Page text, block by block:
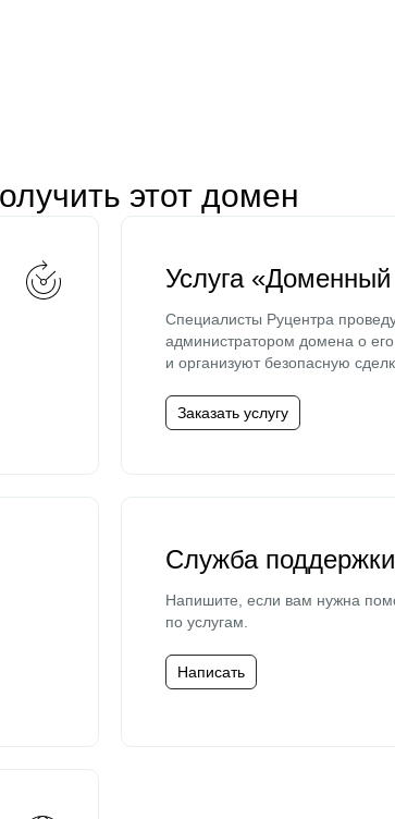
этот домен
Услуга
Специалисты Руцентра
администратором домена о
и организуют безопасную
Заказать услугу
Служба поддержки
Напишите, если вам нужна
по услугам.
Написать